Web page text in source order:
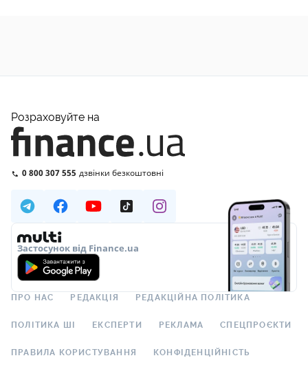
Розраховуйте на
0 800 307 555 дзвінки безкоштовні
Застосунок від Finance.ua
ПРО НАС РЕДАКЦІЯ РЕДАКЦІЙНА ПОЛІТИКА
ПОЛІТИКА ШІ ЕКСПЕРТИ РЕКЛАМА СПЕЦПРОЄКТИ
ПРАВИЛА КОРИСТУВАННЯ КОНФІДЕНЦІЙНІСТЬ